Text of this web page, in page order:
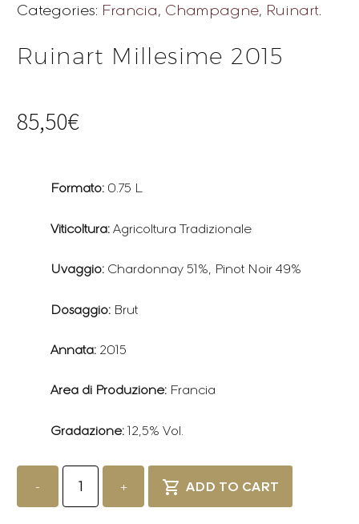
Categories: Francia, Champagne, Ruinart.
Ruinart Millesime 2015
85,50€
Formato: 0.75 L
Viticoltura: Agricoltura Tradizionale
Uvaggio: Chardonnay 51%, Pinot Noir 49%
Dosaggio: Brut
Annata: 2015
Area di Produzione: Francia
Gradazione: 12,5% Vol.
-
Ruinart
Millesime
2015
quantity
+ ADD TO CART